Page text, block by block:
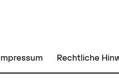
Rechtliche